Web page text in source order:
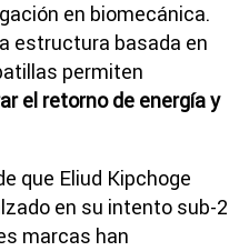
en biomecánica.
estructura basada en
permiten
el retorno de energía y
que Eliud Kipchoge
en su intento sub-2
marcas han